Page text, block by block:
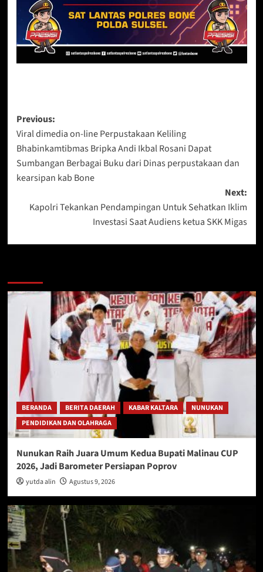
Post
navigation
Previous:
Viral dimedia on-line Perpustakaan Keliling
Bhabinkamtibmas Bripka Andi Ikbal Rosani Dapat
Sumbangan Berbagai Buku dari Dinas perpustakaan dan
kearsipan kab Bone
Next:
Kapolri Tekankan Pendampingan Untuk Sehatkan Iklim
Investasi Saat Audiens ketua SKK Migas
BERANDA BERITA DAERAH KABAR KALTARA
NUNUKAN
PENDIDIKAN DAN OLAHRAGA
Nunukan Raih Juara Umum Kedua Bupati Malinau CUP
2026, Jadi Barometer Persiapan Poprov
yutda alin Agustus 9, 2026